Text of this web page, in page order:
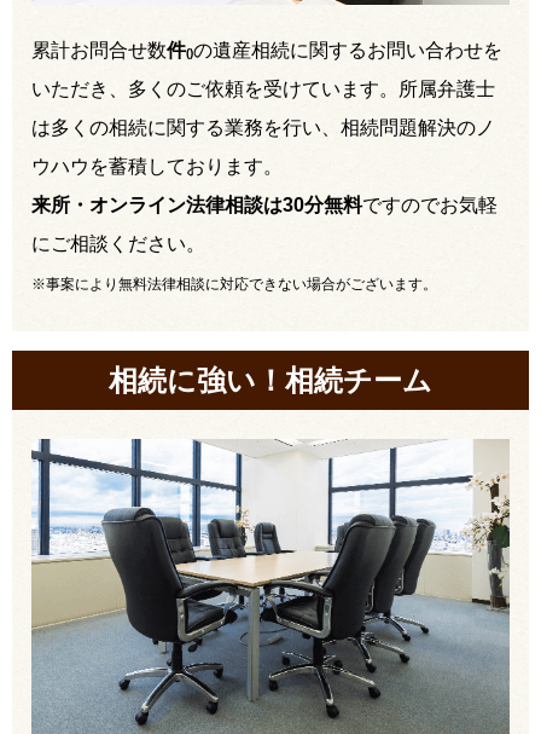
累計お問合せ数件()の遺産相続に関するお問い合わせを
いただき、多くのご依頼を受けています。所属弁護士
は多くの相続に関する業務を行い、相続問題解決のノ
ウハウを蓄積しております。
来所・オンライン法律相談は30分無料ですのでお気軽
にご相談ください。
※事案により無料法律相談に対応できない場合がございます。
相続に強い！相続チーム